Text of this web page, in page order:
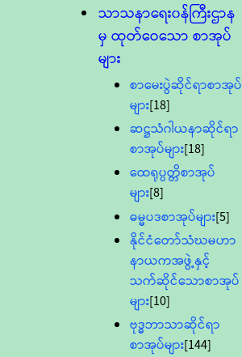
သာသနာရေး၀န်ကြီးဌာန
မှ ထုတ်ဝေသော စာအုပ်
များ
စာမေးပွဲဆိုင်ရာစာအုပ်
များ[18]
ဆဋ္ဌသံဂါယနာဆိုင်ရာ
စာအုပ်များ[18]
ထေရုပ္ပတ္တိစာအုပ်
များ[8]
ဓမ္မပဒစာအုပ်များ[5]
နိုင်ငံတော်သံဃမဟာ
နာယကအဖွဲ့နှင့်
သက်ဆိုင်သောစာအုပ်
များ[10]
ဗုဒ္ဓဘာသာဆိုင်ရာ
စာအုပ်များ[144]